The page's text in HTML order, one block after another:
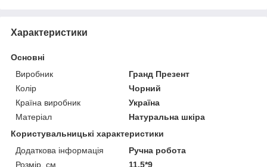
Характеристики
Основні
Виробник
Гранд Презент
Колір
Чорний
Країна виробник
Україна
Матеріал
Натуральна шкіра
Користувальницькі характеристики
Додаткова інформація
Ручна робота
Розмір, см
11.5*9